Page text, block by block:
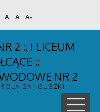
A- A A+
2 :: I LICEUM
::
NR 2
SANGUSZKI